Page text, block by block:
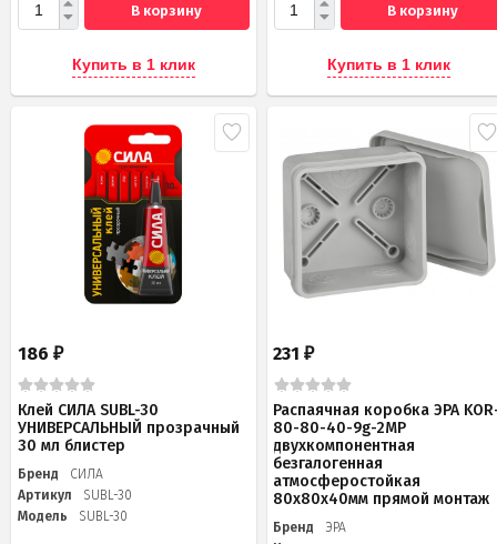
В корзину
Купить в 1 клик
В корзину
Купить в 1 клик
186 ₽
Клей СИЛА SUBL-30
УНИВЕРСАЛЬНЫЙ прозрачный
30 мл блистер
Бренд
СИЛА
Артикул
SUBL-30
Модель
SUBL-30
231₽
Распаячная коробка ЭРА
80-80-40-9g-2MP
двухкомпонентная
безгалогенная
атмосферостойкая
80х80х40мм прямой монтаж
Бренд
ЭРА